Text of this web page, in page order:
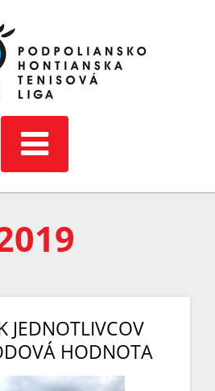
Skip
JEDNOTLIVCOV
HODNOTA